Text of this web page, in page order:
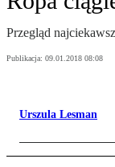
Przegląd
Publikacja: 09.01.2018 08:08
Urszula Lesman